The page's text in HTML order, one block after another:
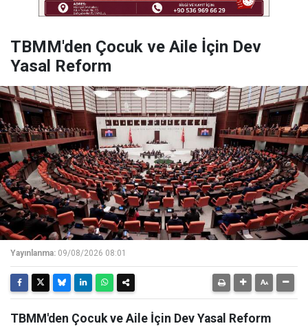
TBMM'den Çocuk ve Aile İçin Dev
Yasal Reform
Yayınlanma: 09/08/2026 08:01
TBMM'den Çocuk ve Aile İçin Dev Yasal Reform